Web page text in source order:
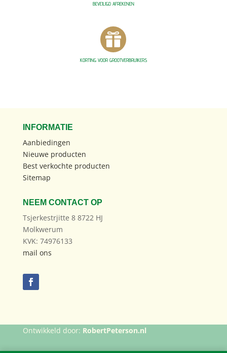
BEVEILIGD AFREKENEN

KORTING VOOR GROOTVERBRUIKERS
INFORMATIE
Aanbiedingen
Nieuwe producten
Best verkochte producten
Sitemap
NEEM CONTACT OP
Tsjerkestrjitte 8 8722 HJ
Molkwerum
KVK: 74976133
mail ons
Ontwikkeld door: RobertPeterson.nl